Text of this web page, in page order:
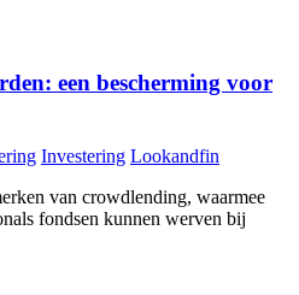
een bescherming voor
Investering Lookandfin
van crowdlending, waarmee
fondsen kunnen werven bij